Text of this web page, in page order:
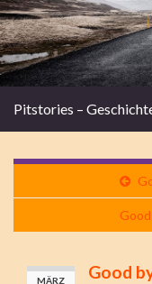
Pitstories –
MÄRZ Good